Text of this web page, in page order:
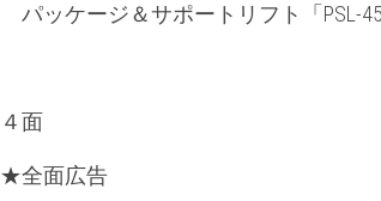
パッケージ＆サポートリフト「PSL-45
４面
★全面広告